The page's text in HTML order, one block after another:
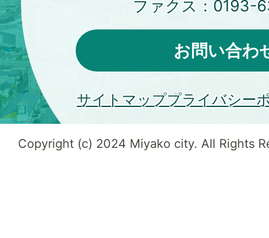
ファクス： 0193-
お問い合わ
サイトマッププライバシー
Copyright (c) 2024 Miyako city. All Rights